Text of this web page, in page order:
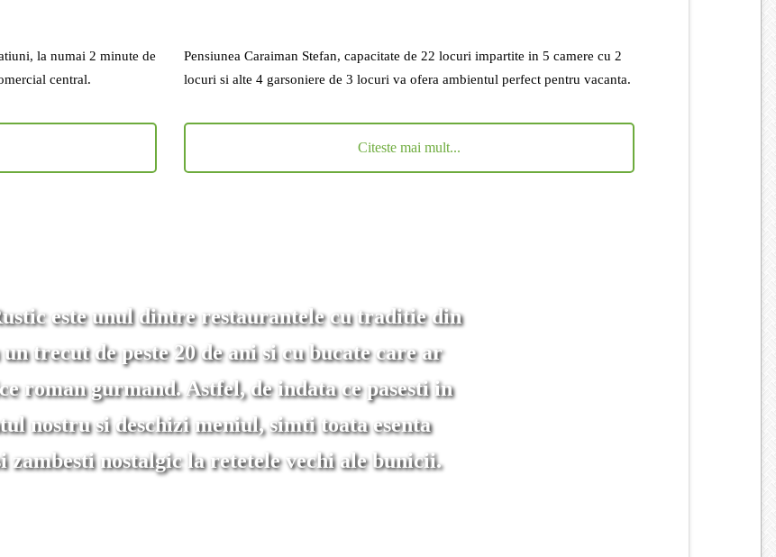
la numai 2 minute de
central.
Pensiunea Caraiman Stefan, capacitate de 22 locuri impartite in 5 camere cu 2
locuri si alte 4 garsoniere de 3 locuri va ofera ambientul perfect pentru vacanta.
Citeste mai mult...
este unul dintre restaurantele cu traditie din
trecut de peste 20 de ani si cu bucate care ar
roman gurmand. Astfel, de indata ce pasesti in
nostru si deschizi meniul, simti toata esenta
zambesti nostalgic la retetele vechi ale bunicii.